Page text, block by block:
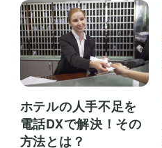
ホテルの人手不足を
電話DXで解決！その
方法とは？